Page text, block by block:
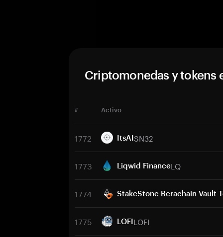
Criptomonedas y tokens
# Activo
1772 ItsAISN32
1773 Liqwid FinanceLQ
1774 StakeStone Berachain Vault
1775 LOFILOFI